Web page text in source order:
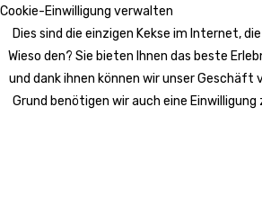
Cookie-Einwilligung verwalten
Dies sind die einzigen Kekse im Internet,
Wieso den? Sie bieten Ihnen das beste
und dank ihnen können wir unser Geschäft
Grund benötigen wir auch eine Einwilligung